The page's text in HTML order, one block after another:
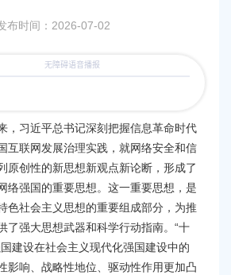
布时间：2026-07-02
习近平总书记深刻把握信息革命时代
互联网发展治理实践，就网络安全和信
原创性的新思想新观点新论断，形成了
络强国的重要思想。这一重要思想，是
色社会主义思想的重要组成部分，为推
了强大思想武器和科学行动指南。“十
建设在社会主义现代化强国建设中的
影响、战略性地位、驱动性作用更加凸